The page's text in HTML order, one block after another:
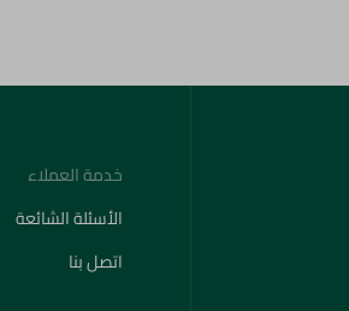
خدمة العملاء
الأسئلة الشائعة
اتصل بنا